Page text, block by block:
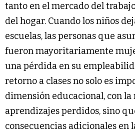
tanto en el mercado del
del hogar. Cuando los niños
escuelas, las personas que
fueron mayoritariamente
una pérdida en su
retorno a clases no solo es
dimensión educacional, con
aprendizajes perdidos, sino
consecuencias adicionales en